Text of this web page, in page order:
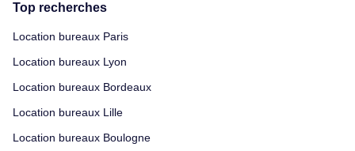
Top recherches
Location bureaux Paris
Location bureaux Lyon
Location bureaux Bordeaux
Location bureaux Lille
Location bureaux Boulogne